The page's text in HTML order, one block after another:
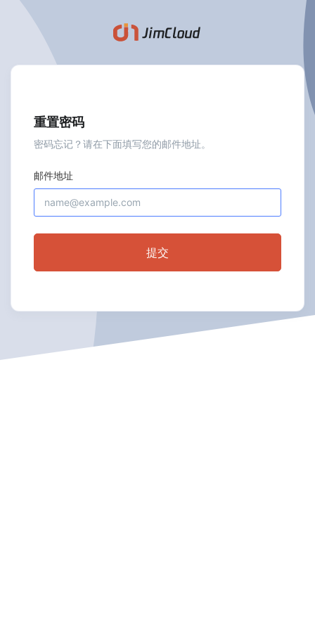
重置密码
密码忘记？请在下面填写您的邮件地址。
邮件地址
提交